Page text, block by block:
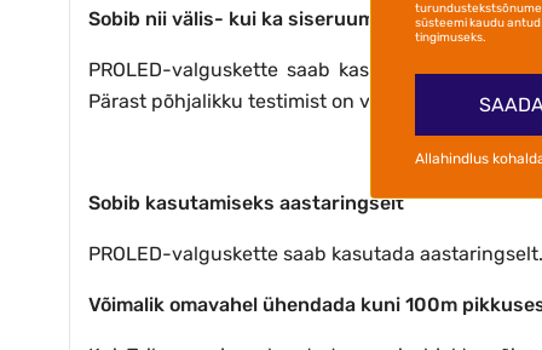
Sobib nii välis- kui ka siseruumidesse.
PROLED-valguskette saab kasutada nii välis-
Pärast põhjalikku testimist on valguskettidele
Sobib kasutamiseks aastaringselt
PROLED-valguskette saab kasutada
Võimalik omavahel ühendada kuni 100m
süsteemi kaudu
tingimuseks.
Allahindlus